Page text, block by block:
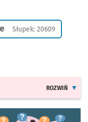
Słupek: 20609
ROZWIŃ